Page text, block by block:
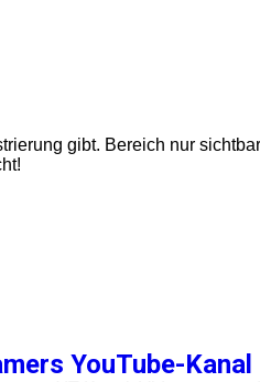
gibt. Bereich nur
YouTube-Kanal